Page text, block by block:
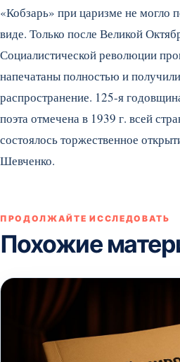
«Кобзарь» при царизме не могло
виде. Только после Великой
Социалистической революции
напечатаны полностью и
распространение. 125-я
поэта отмечена в 1939 г. всей
состоялось торжественное
Шевченко.
ПРОДОЛЖАЙТЕ ИССЛЕДОВАТЬ
Похожие